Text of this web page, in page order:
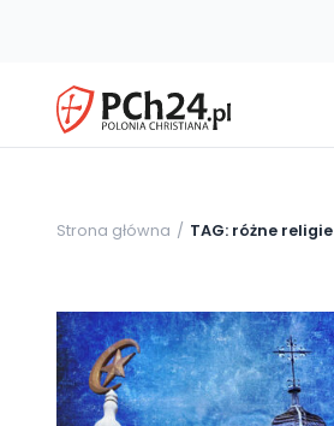
Strona główna TAG: różne religie